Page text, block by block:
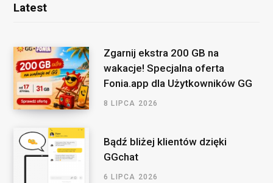
Latest
Zgarnij ekstra 200 GB na
wakacje! Specjalna oferta
Fonia.app dla Użytkowników GG
8 LIPCA 2026
Bądź bliżej klientów dzięki
GGchat
6 LIPCA 2026